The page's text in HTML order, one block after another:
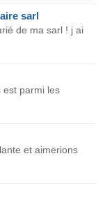
sarl
de ma sarl ! j ai
est parmi les
et aimerions